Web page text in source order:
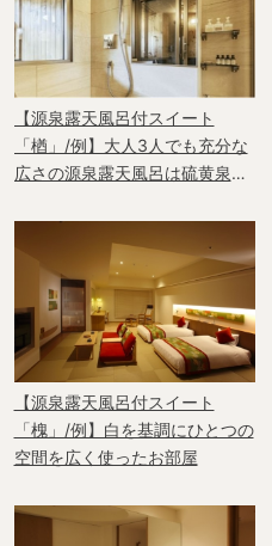
【源泉露天風呂付スイート
「楢」/例】大人3人でも充分な
広さの源泉露天風呂は硫黄泉が
【源泉露天風呂付スイート
「槐」/例】白を基調にひとつの
空間を広く使ったお部屋